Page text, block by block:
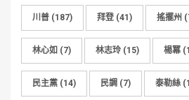
川普 (187) 拜登 (41) 搖擺州
林心如 (7) 林志玲 (15) 楊冪
民主黨 (14) 民調 (7) 泰勒絲